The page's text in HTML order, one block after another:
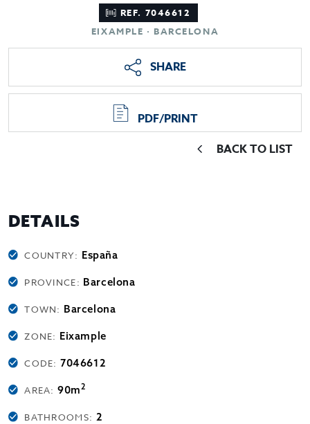
REF. 7046612
EIXAMPLE · BARCELONA
SHARE
PDF/PRINT
BACK TO LIST
DETAILS
COUNTRY: España
PROVINCE: Barcelona
TOWN: Barcelona
ZONE: Eixample
CODE:7046612
AREA:90m2
BATHROOMS: 2